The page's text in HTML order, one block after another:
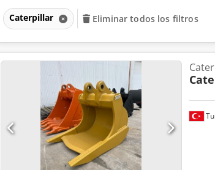
Caterpillar Eliminar todos los filtros